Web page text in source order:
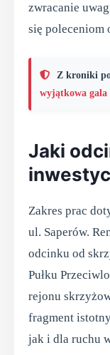
zwracanie
się poleceniom
Z kroniki
wyjątkowa
Jaki
Zakres prac
ul. Saperów.
odcinku od
Pułku
rejonu
fragment
jak i dla ruchu